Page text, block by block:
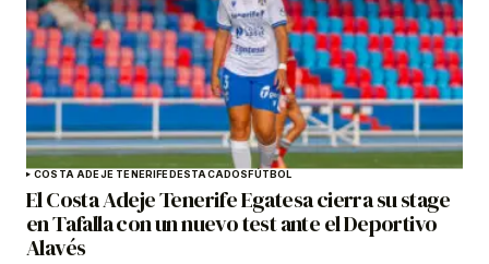
COSTA ADEJE TENERIFEDESTACADOSFÚTBOL
El Costa Adeje Tenerife Egatesa cierra su stage
en Tafalla con un nuevo test ante el Deportivo
Alavés